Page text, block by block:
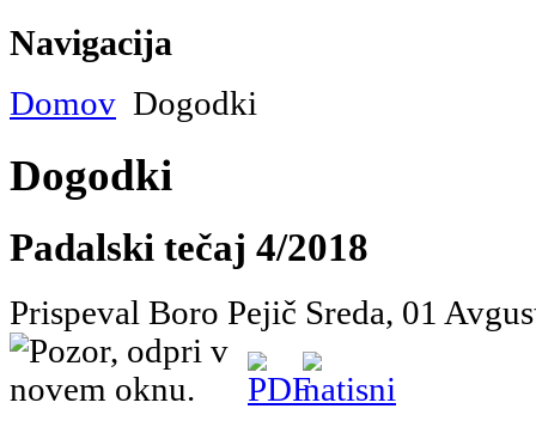
Navigacija
Domov Dogodki
Dogodki
Padalski tečaj 4/2018
Prispeval Boro Pejič Sreda, 01